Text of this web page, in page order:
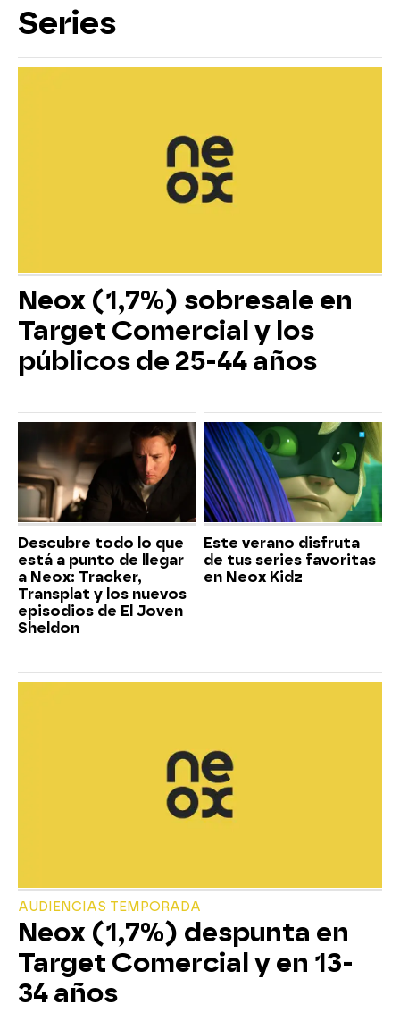
Series
Neox (1,7%) sobresale en
Target Comercial y los
públicos de 25-44 años
Descubre todo lo que
está a punto de llegar
a Neox: Tracker,
Transplat y los nuevos
episodios de El Joven
Sheldon
Este verano disfruta
de tus series favoritas
en Neox Kidz
AUDIENCIAS TEMPORADA
Neox (1,7%) despunta en
Target Comercial y en 13-
34 años